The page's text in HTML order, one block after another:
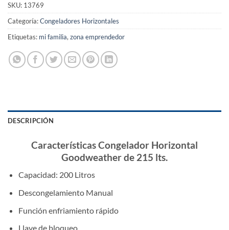
SKU: 13769
Categoría:Congeladores Horizontales
Etiquetas: mi familia, zona emprendedor
DESCRIPCIÓN
Características Congelador Horizontal
Goodweather de 215 lts.
Capacidad: 200 Litros
Descongelamiento Manual
Función enfriamiento rápido
Llave de bloqueo